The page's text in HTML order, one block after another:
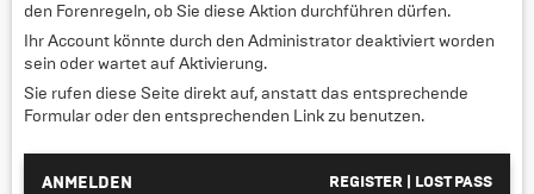
den Forenregeln, ob Sie diese Aktion durchführen dürfen.
Ihr Account könnte durch den Administrator deaktiviert worden
sein oder wartet auf Aktivierung.
Sie rufen diese Seite direkt auf, anstatt das entsprechende
Formular oder den entsprechenden Link zu benutzen.
ANMELDEN REGISTER LOST PASS